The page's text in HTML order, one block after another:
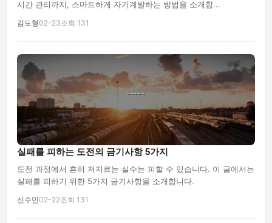
시간 관리까지, 스마트하게 자기계발하는 방법을 소개합...
김도형02-23조회 131
실패를 피하는 도전의 금기사항 5가지
도전 과정에서 흔히 저지르는 실수는 피할 수 있습니다. 이 글에서는
실패를 피하기 위한 5가지 금기사항을 소개합니다.
신수민02-22조회 131